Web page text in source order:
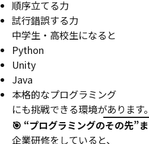
順序立てる力
試行錯誤する力
中学生・高校生になると
Python
Unity
Java
本格的なプログラミング
にも挑戦できる環境があります。
🎯 “プログラミングのその先”
企業研修をしていると、